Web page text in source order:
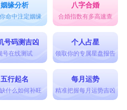
、糖炒小板黎。
、有李说不清、给糖就
牙疼、森林里的蓝精灵。
只沾花不惹草、严焗开
、取月色二两、一只何包
姻缘分析
命中注定姻缘
八字合婚
合婚指数有多高速查
号码测吉凶
号在线测试
个人占星
领取你的专属星盘报告
五行起名
什么如何补旺
每月运势
精准把握每月运势吉凶